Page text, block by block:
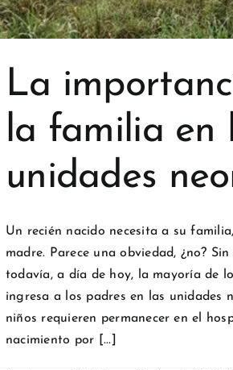
La
la familia en
unidades
Un recién nacido necesita a su
madre. Parece una obviedad, ¿no?
todavía, a día de hoy, la mayoría de
ingresa a los padres en las unidades
niños requieren permanecer en el
nacimiento por [...]